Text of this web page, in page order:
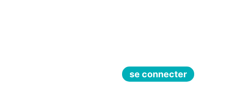
se connecter